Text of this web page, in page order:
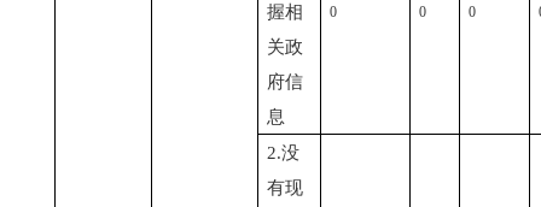
握相
关政
府信
息
0 0 0
2.没
有现